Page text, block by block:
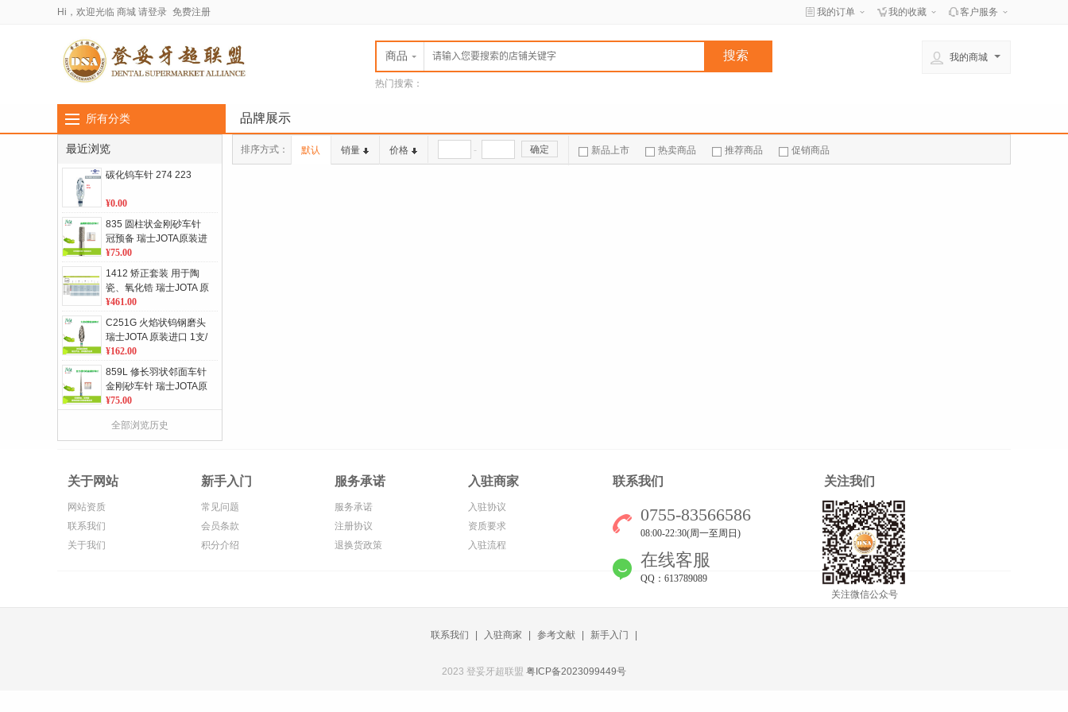
Hi，欢迎光临 商城 请登录 免费注册 我的订单 我的收藏 客户服务
商品
热门搜索：
我的商城
所有分类 品牌展示
最近浏览
碳化钨车针 274 223
¥0.00
835 圆柱状金刚砂车针
冠预备 瑞士JOTA原装进
口 5支/板 单位：板
¥75.00
1412 矫正套装 用于陶
瓷、氧化锆 瑞士JOTA 原
装进口 单位：套
¥461.00
C251G 火焰状钨钢磨头
瑞士JOTA 原装进口 1支/
板 单位：板
¥162.00
859L 修长羽状邻面车针
金刚砂车针 瑞士JOTA原
装进口 5支/板 单位：板
¥75.00
857 锥形肩台 金刚砂车
刚砂磨条 单/ 双面 10条/
全部浏览历史
排序方式： 默认 销量 价格 - 确定 新品上市 热卖商品 推荐商品 促销商品
关于网站
网站资质
联系我们
关于我们
新手入门
常见问题
会员条款
积分介绍
服务承诺
服务承诺
注册协议
退换货政策
入驻商家
入驻协议
资质要求
入驻流程
联系我们
0755-83566586
08:00-22:30(周一至周日)
在线客服
QQ：613789089
关注我们
关注微信公众号
联系我们 入驻商家 参考文献 新手入门
2023 登妥牙超联盟 粤ICP备2023099449号